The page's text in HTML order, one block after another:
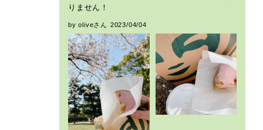
りません！
by oliveさん 2023/04/04